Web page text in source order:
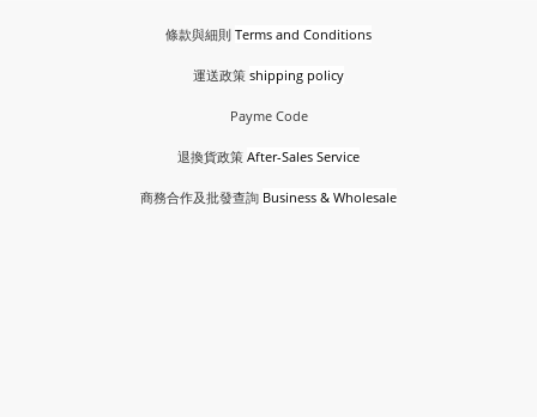
條款與細則 Terms and Conditions
運送政策 shipping policy
Payme Code
退換貨政策 After-Sales Service
商務合作及批發查詢 Business & Wholesale